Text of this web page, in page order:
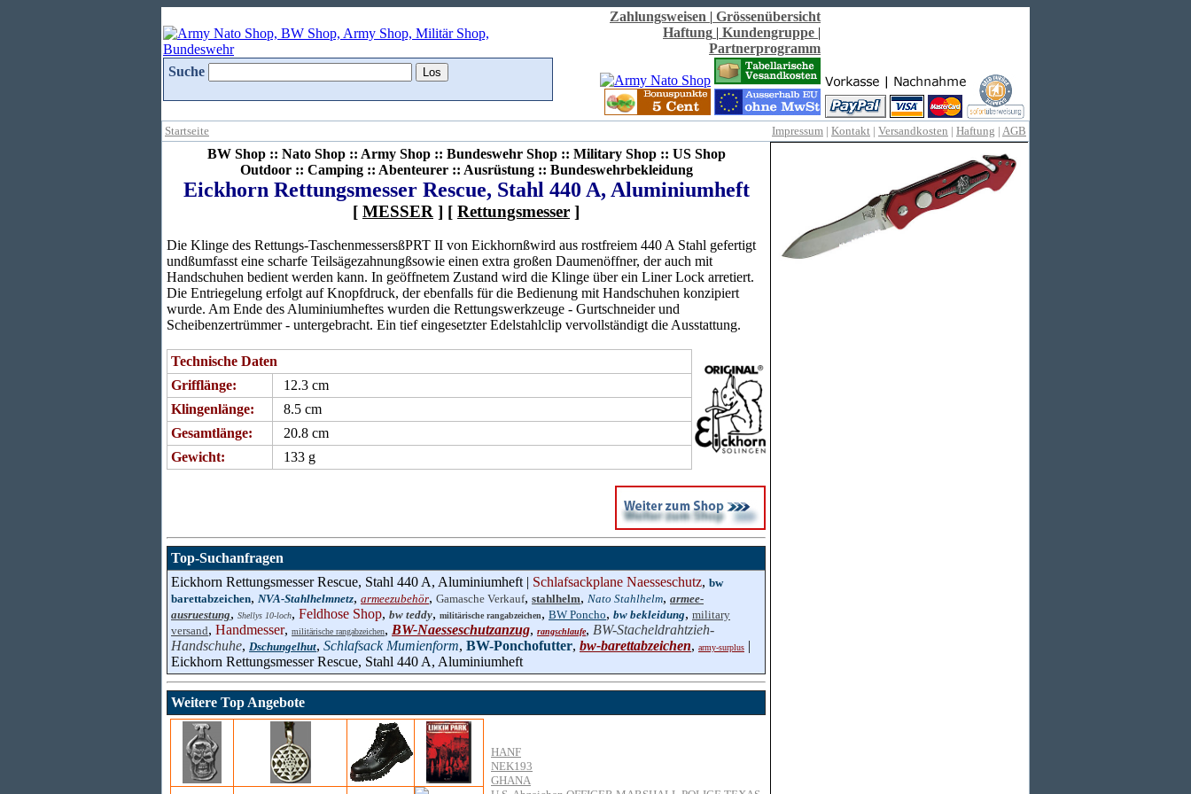
Suche
Zahlungsweisen | Grössenübersicht
Haftung | Kundengruppe |
Partnerprogramm
Startseite Impressum | Kontakt | Versandkosten | Haftung | AGB
BW Shop :: Nato Shop :: Army Shop :: Bundeswehr Shop :: Military Shop :: US Shop
Outdoor :: Camping :: Abenteurer :: Ausrüstung :: Bundeswehrbekleidung
Eickhorn Rettungsmesser Rescue, Stahl 440 A, Aluminiumheft
[ MESSER ] [ Rettungsmesser ]
Die Klinge des Rettungs-TaschenmessersßPRT II von Eickhornßwird aus rostfreiem 440 A Stahl gefertigt
undßumfasst eine scharfe Teilsägezahnungßsowie einen extra großen Daumenöffner, der auch mit
Handschuhen bedient werden kann. In geöffnetem Zustand wird die Klinge über ein Liner Lock arretiert.
Die Entriegelung erfolgt auf Knopfdruck, der ebenfalls für die Bedienung mit Handschuhen konzipiert
wurde. Am Ende des Aluminiumheftes wurden die Rettungswerkzeuge - Gurtschneider und
Scheibenzertrümmer - untergebracht. Ein tief eingesetzter Edelstahlclip vervollständigt die Ausstattung.
Technische Daten
Grifflänge:
12.3 cm
Klingenlänge:
8.5 cm
Gesamtlänge:
20.8 cm
Gewicht:
133 g
Top-Suchanfragen
Eickhorn Rettungsmesser Rescue, Stahl 440 A, Aluminiumheft | Schlafsackplane Naesseschutz, bw
barettabzeichen, NVA-Stahlhelmnetz, armeezubehör, Gamasche Verkauf, stahlhelm, Nato Stahlhelm, armee-
ausruestung, Shellys 10-loch, Feldhose Shop, bw teddy, militärische rangabzeichen, BW Poncho, bw bekleidung, military
versand, Handmesser, militärische rangabzeichen, BW-Naesseschutzanzug, rangschlaufe, BW-Stacheldrahtzieh-
Handschuhe, Dschungelhut, Schlafsack Mumienform, BW-Ponchofutter, bw-barettabzeichen, army-surplus |
Eickhorn Rettungsmesser Rescue, Stahl 440 A, Aluminiumheft
Weitere Top Angebote
HANF
NEK193
GHANA